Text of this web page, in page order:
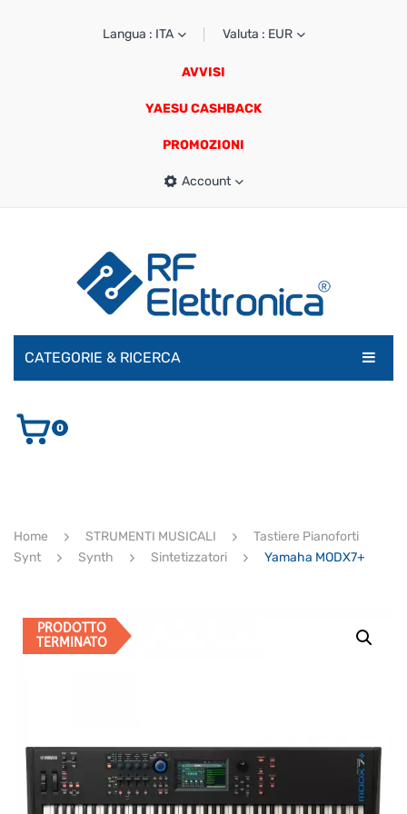
Langua : ITA Valuta : EUR
AVVISI
YAESU CASHBACK
PROMOZIONI
Account
CATEGORIE & RICERCA
AUDIO E VIDEO
ULTIMI ARRIVI
0
Home STRUMENTI MUSICALI
Tastiere Pianoforti
Synt
Synth Sintetizzatori Yamaha MODX7+
PRODOTTO
TERMINATO